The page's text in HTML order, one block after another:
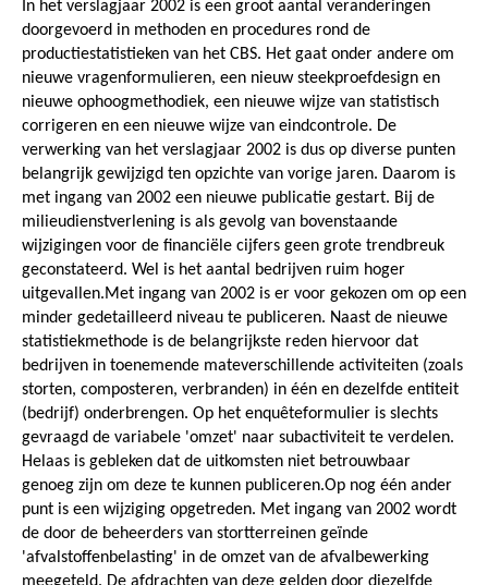
In het verslagjaar 2002 is een groot aantal veranderingen
doorgevoerd in methoden en procedures rond de
productiestatistieken van het CBS. Het gaat onder andere om
nieuwe vragenformulieren, een nieuw steekproefdesign en
nieuwe ophoogmethodiek, een nieuwe wijze van statistisch
corrigeren en een nieuwe wijze van eindcontrole. De
verwerking van het verslagjaar 2002 is dus op diverse punten
belangrijk gewijzigd ten opzichte van vorige jaren. Daarom is
met ingang van 2002 een nieuwe publicatie gestart. Bij de
milieudienstverlening is als gevolg van bovenstaande
wijzigingen voor de financiële cijfers geen grote trendbreuk
geconstateerd. Wel is het aantal bedrijven ruim hoger
uitgevallen.Met ingang van 2002 is er voor gekozen om op een
minder gedetailleerd niveau te publiceren. Naast de nieuwe
statistiekmethode is de belangrijkste reden hiervoor dat
bedrijven in toenemende mateverschillende activiteiten (zoals
storten, composteren, verbranden) in één en dezelfde entiteit
(bedrijf) onderbrengen. Op het enquêteformulier is slechts
gevraagd de variabele 'omzet' naar subactiviteit te verdelen.
Helaas is gebleken dat de uitkomsten niet betrouwbaar
genoeg zijn om deze te kunnen publiceren.Op nog één ander
punt is een wijziging opgetreden. Met ingang van 2002 wordt
de door de beheerders van stortterreinen geïnde
'afvalstoffenbelasting' in de omzet van de afvalbewerking